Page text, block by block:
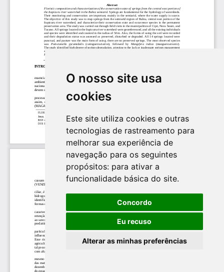
O nosso site usa
cookies
Este site utiliza cookies e outras
tecnologias de rastreamento para
melhorar sua experiência de
navegação para os seguintes
propósitos: para ativar a
funcionalidade básica do site.
Concordo
Eu recuso
Alterar as minhas preferências